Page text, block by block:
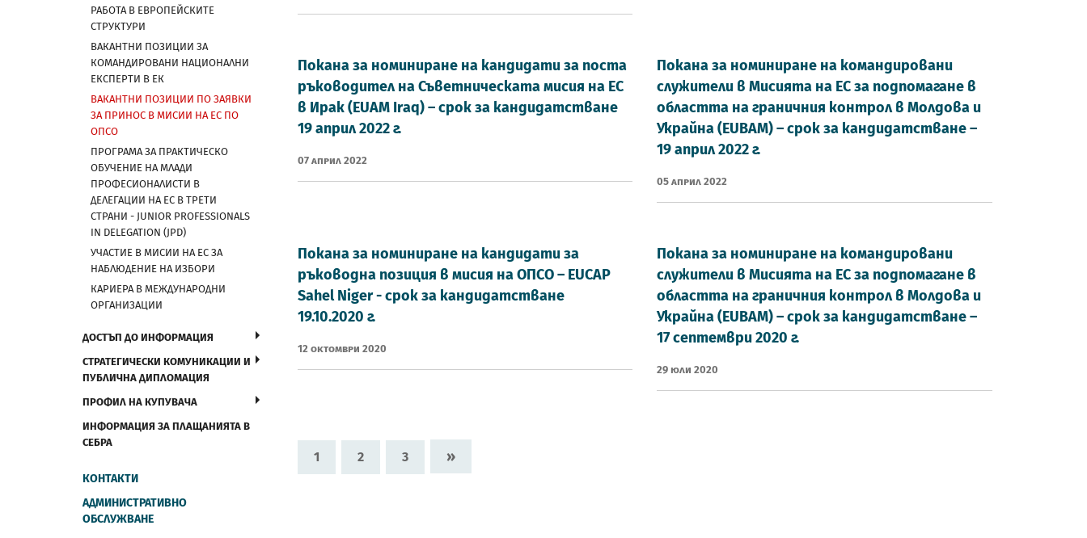
РАБОТА В ЕВРОПЕЙСКИТЕ
СТРУКТУРИ
ВАКАНТНИ ПОЗИЦИИ ЗА
КОМАНДИРОВАНИ НАЦИОНАЛНИ
ЕКСПЕРТИ В ЕК
ВАКАНТНИ ПОЗИЦИИ ПО ЗАЯВКИ
ЗА ПРИНОС В МИСИИ НА ЕС ПО
ОПСО
ПРОГРАМА ЗА ПРАКТИЧЕСКО
ОБУЧЕНИЕ НА МЛАДИ
ПРОФЕСИОНАЛИСТИ В
ДЕЛЕГАЦИИ НА ЕС В ТРЕТИ
СТРАНИ - JUNIOR PROFESSIONALS
IN DELEGATION (JPD)
УЧАСТИЕ В МИСИИ НА ЕС ЗА
НАБЛЮДЕНИЕ НА ИЗБОРИ
КАРИЕРА В МЕЖДУНАРОДНИ
ОРГАНИЗАЦИИ
ДОСТЪП ДО ИНФОРМАЦИЯ
СТРАТЕГИЧЕСКИ КОМУНИКАЦИИ И
ПУБЛИЧНА ДИПЛОМАЦИЯ
ПРОФИЛ НА КУПУВАЧА
ИНФОРМАЦИЯ ЗА ПЛАЩАНИЯТА В
СЕБРА
КОНТАКТИ
АДМИНИСТРАТИВНО
ОБСЛУЖВАНЕ
Покана за номиниране на кандидати за поста
ръководител на Съветническата мисия на ЕС
в Ирак (EUAM Iraq) – срок за кандидатстване
19 април 2022 г.
07 Април 2022
Покана за номиниране на командировани
служители в Мисията на ЕС за подпомагане в
областта на граничния контрол в Молдова и
Украйна (EUBAM) – срок за кандидатстване –
19 април 2022 г.
05 Април 2022
Покана за номиниране на кандидати за
ръководна позиция в мисия на ОПСО – EUCAP
Sahel Niger - срок за кандидатстване
19.10.2020 г.
12 Октомври 2020
Покана за номиниране на командировани
служители в Мисията на ЕС за подпомагане в
областта на граничния контрол в Молдова и
Украйна (EUBAM) – срок за кандидатстване –
17 септември 2020 г.
29 Юли 2020
1 2 3 »